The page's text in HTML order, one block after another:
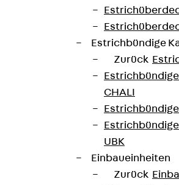
Estrichbündige
Zurück
CHALI
UBK
Einbaueinheiten
Zurück